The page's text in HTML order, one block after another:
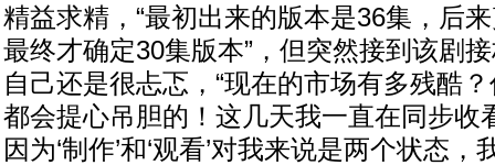
精益求精，“最初出来的版本是36集，后
最终才确定30集版本”，但突然接到该剧
自己还是很忐忑，“现在的市场有多残酷
都会提心吊胆的！这几天我一直在同步收
因为‘制作’和‘观看’对我来说是两个状态，